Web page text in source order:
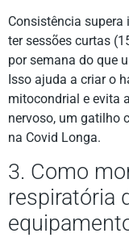
Consistência supera
ter sessões curtas
por semana do que
Isso ajuda a criar o
mitocondrial e evita
nervoso, um gatilho
na Covid Longa.
3. Como
respiratória